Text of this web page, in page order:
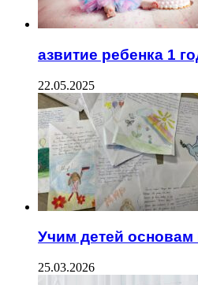
азвитие ребенка 1
22.05.2025
Учим детей основам
25.03.2026